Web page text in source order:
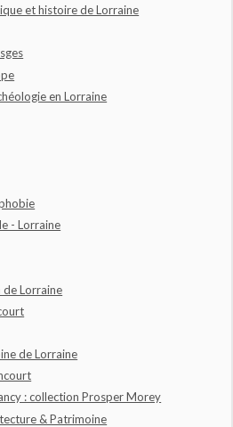
et histoire de Lorraine
en Lorraine
- Lorraine
de Lorraine
de Lorraine
: collection Prosper Morey
& Patrimoine